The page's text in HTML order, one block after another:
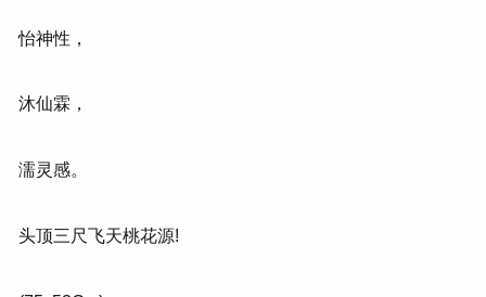
怡神性，
沐仙霖，
濡灵感。
头顶三尺飞天桃花源!